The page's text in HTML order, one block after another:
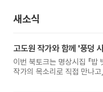
새소식
고도원 작가와 함께 '풍덩
이번 북토크는 명상시집 『밥
작가의 목소리로 직접 만나